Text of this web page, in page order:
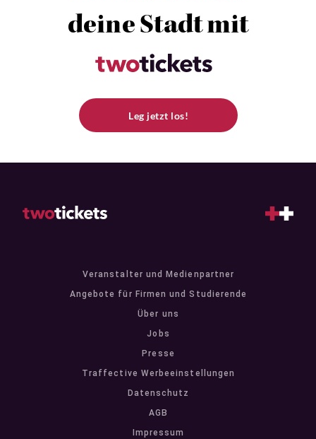
deine Stadt mit
Leg jetzt los!
Veranstalter und Medienpartner
Angebote für Firmen und Studierende
Über uns
Jobs
Presse
Traffective Werbeeinstellungen
Datenschutz
AGB
Impressum